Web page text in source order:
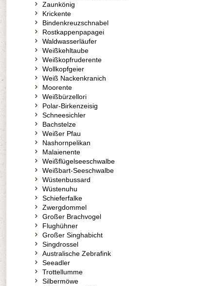
Zaunkönig
Krickente
Bindenkreuzschnabel
Rostkappenpapagei
Waldwasserläufer
Weißkehltaube
Weißkopfruderente
Wollkopfgeier
Weiß Nackenkranich
Moorente
Weißbürzellori
Polar-Birkenzeisig
Schneesichler
Bachstelze
Weißer Pfau
Nashornpelikan
Malaienente
Weißflügelseeschwalbe
Weißbart-Seeschwalbe
Wüstenbussard
Wüstenuhu
Schieferfalke
Zwergdommel
Großer Brachvogel
Flughühner
Großer Singhabicht
Singdrossel
Australische Zebrafink
Seeadler
Trottellumme
Silbermöwe